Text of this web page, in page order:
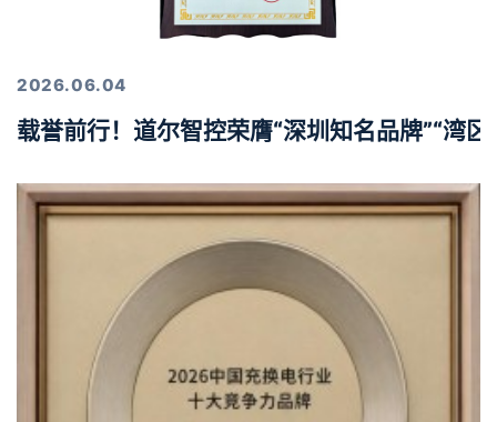
2026.06.04
载誉前行！道尔智控荣膺“深圳知名品牌”“湾